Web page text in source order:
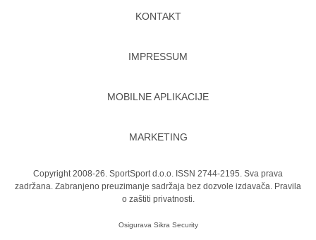
KONTAKT
IMPRESSUM
MOBILNE APLIKACIJE
MARKETING
Copyright 2008-26. SportSport d.o.o. ISSN 2744-2195. Sva prava
zadržana. Zabranjeno preuzimanje sadržaja bez dozvole izdavača. Pravila
o zaštiti privatnosti.
Osigurava Sikra Security